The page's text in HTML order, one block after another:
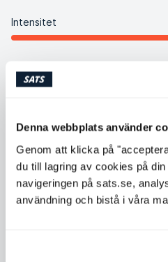
Denna webbplats använder
Genom att klicka på
du till lagring av cookies på
navigeringen på sats.se,
användning och bistå i våra
Intensitet
Koreografi
Kompletterande